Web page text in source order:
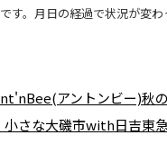
す。月日の経過で状況が変
アントンビー)秋
小さな大磯市with日吉東